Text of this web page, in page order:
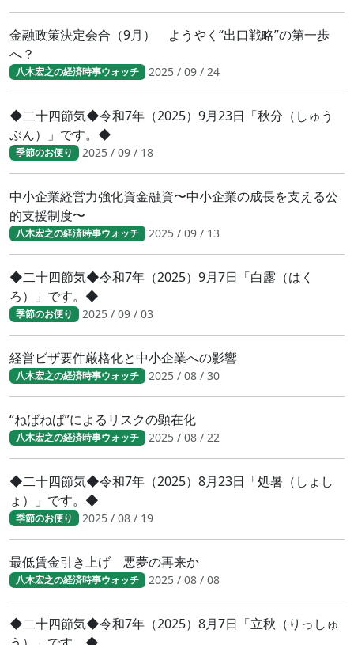
金融政策決定会合（9月） ようやく“出口戦略”の第一歩
へ？
八木宏之の経済時事ウォッチ 2025 / 09 / 24
◆二十四節気◆令和7年（2025）9月23日「秋分（しゅう
ぶん）」です。◆
季節のお便り 2025 / 09 / 18
中小企業経営力強化資金融資〜中小企業の成長を支える公
的支援制度〜
八木宏之の経済時事ウォッチ 2025 / 09 / 13
◆二十四節気◆令和7年（2025）9月7日「白露（はく
ろ）」です。◆
季節のお便り 2025 / 09 / 03
経営ビザ要件厳格化と中小企業への影響
八木宏之の経済時事ウォッチ 2025 / 08 / 30
“ねばねば”によるリスクの顕在化
八木宏之の経済時事ウォッチ 2025 / 08 / 22
◆二十四節気◆令和7年（2025）8月23日「処暑（しょし
ょ）」です。◆
季節のお便り 2025 / 08 / 19
最低賃金引き上げ 悪夢の再来か
八木宏之の経済時事ウォッチ 2025 / 08 / 08
◆二十四節気◆令和7年（2025）8月7日「立秋（りっしゅ